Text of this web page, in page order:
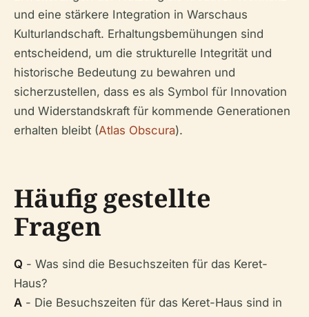
und eine stärkere Integration in Warschaus
Kulturlandschaft. Erhaltungsbemühungen sind
entscheidend, um die strukturelle Integrität und
historische Bedeutung zu bewahren und
sicherzustellen, dass es als Symbol für Innovation
und Widerstandskraft für kommende Generationen
erhalten bleibt (Atlas Obscura).
Häufig gestellte
Fragen
Q - Was sind die Besuchszeiten für das Keret-
Haus?
A - Die Besuchszeiten für das Keret-Haus sind in